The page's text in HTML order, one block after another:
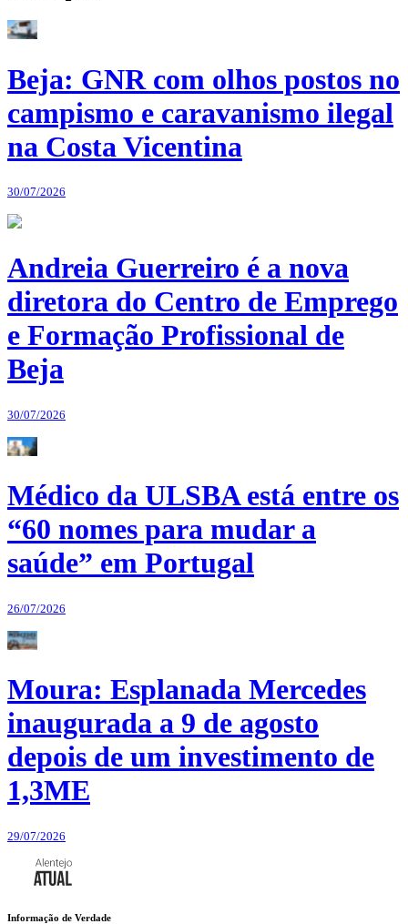
Beja: GNR com olhos postos no
campismo e caravanismo ilegal
na Costa Vicentina
30/07/2026
Andreia Guerreiro é a nova
diretora do Centro de Emprego
e Formação Profissional de
Beja
30/07/2026
Médico da ULSBA está entre os
“60 nomes para mudar a
saúde” em Portugal
26/07/2026
Moura: Esplanada Mercedes
inaugurada a 9 de agosto
depois de um investimento de
1,3ME
29/07/2026
Informação de Verdade